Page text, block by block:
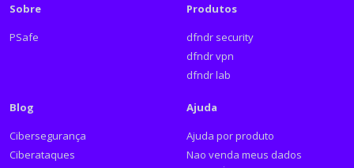
Sobre
PSafe
Produtos
dfndr security
dfndr vpn
dfndr lab
Blog
Cibersegurança
Ciberataques
Ajuda
Ajuda por produto
Nao venda meus dados